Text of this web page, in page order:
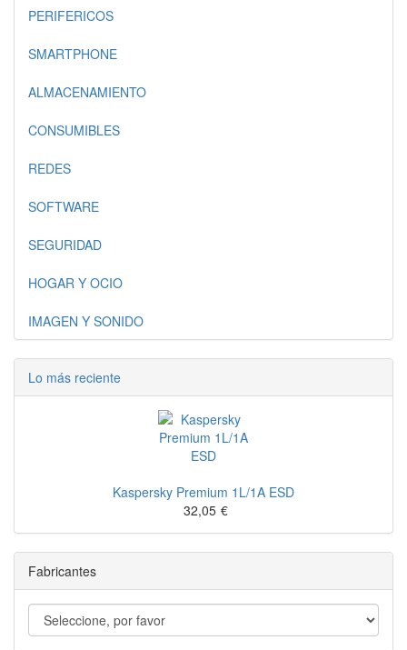
PERIFERICOS
SMARTPHONE
ALMACENAMIENTO
CONSUMIBLES
REDES
SOFTWARE
SEGURIDAD
HOGAR Y OCIO
IMAGEN Y SONIDO
Lo más reciente
Kaspersky Premium 1L/1A ESD
32,05 €
Fabricantes